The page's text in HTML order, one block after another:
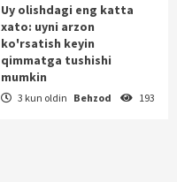
Uy olishdagi eng katta
xato: uyni arzon
ko'rsatish keyin
qimmatga tushishi
mumkin
3 kun oldin Behzod 193